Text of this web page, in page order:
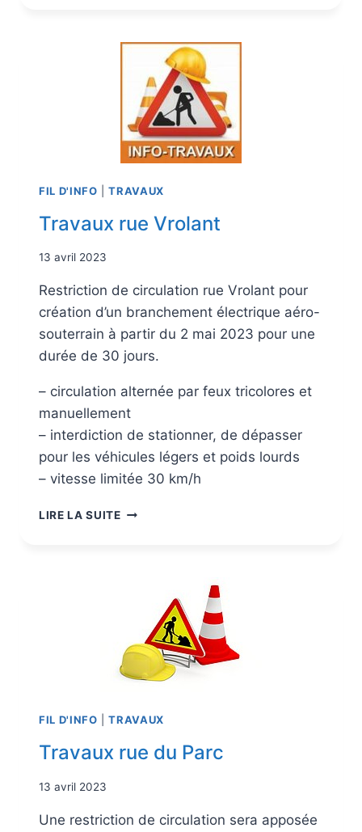
FIL D'INFO |TRAVAUX
Travaux rue Vrolant
13 avril 2023
Restriction de circulation rue Vrolant pour
création d’un branchement électrique aéro-
souterrain à partir du 2 mai 2023 pour une
durée de 30 jours.
– circulation alternée par feux tricolores et
manuellement
– interdiction de stationner, de dépasser
pour les véhicules légers et poids lourds
– vitesse limitée 30 km/h
LIRE LA SUITE
FIL D'INFO |TRAVAUX
Travaux rue du Parc
13 avril 2023
Une restriction de circulation sera apposée